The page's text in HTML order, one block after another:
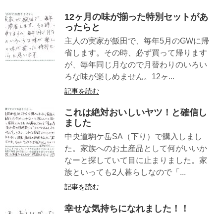
12ヶ月の味が揃った特別セットがあ
ったらと
主人の実家が飯田で、毎年5月のGWに帰
省します。その時、必ず買って帰ります
が、毎年同じ月なので月替わりのいろい
ろな味が楽しめません。12ヶ...
記事を読む
これは絶対おいしいヤツ！と確信し
ました
中央道駒ケ岳SA（下り）で購入しまし
た。家族へのお土産品として何がいいか
なーと探していて目に止まりました。家
族といっても2人暮らしなので「...
記事を読む
幸せな気持ちになれました！！